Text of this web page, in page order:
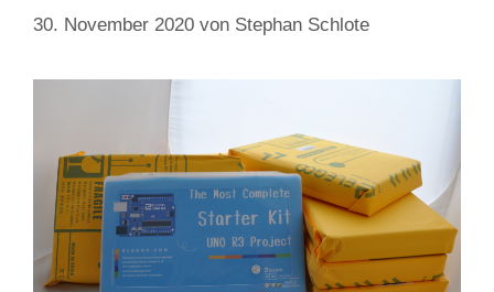
30. November 2020 von Stephan Schlote